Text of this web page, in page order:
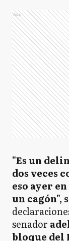
Ads
"Es un
dos veces
eso ayer
un cagón",
senador
bloque del